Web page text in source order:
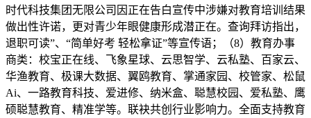
时代科技集团无限公司因正在告白宣传中涉嫌对教育培训结果
做出性许诺，更对青少年眼健康形成潜正在。查询拜访指出，
退职可读”、“简单好考 轻松拿证”等宣传语；（8）教育办事
商类：校宝正在线、飞象星球、云思智学、云私塾、百家云、
华渔教育、极课大数据、翼鸥教育、掌通家园、校管家、松鼠
Ai、一路教育科技、爱进修、纳米盒、聪慧校园、爱私塾、鹰
硕聪慧教育、精准学等。联袂共创行业影响力。全面支持教育